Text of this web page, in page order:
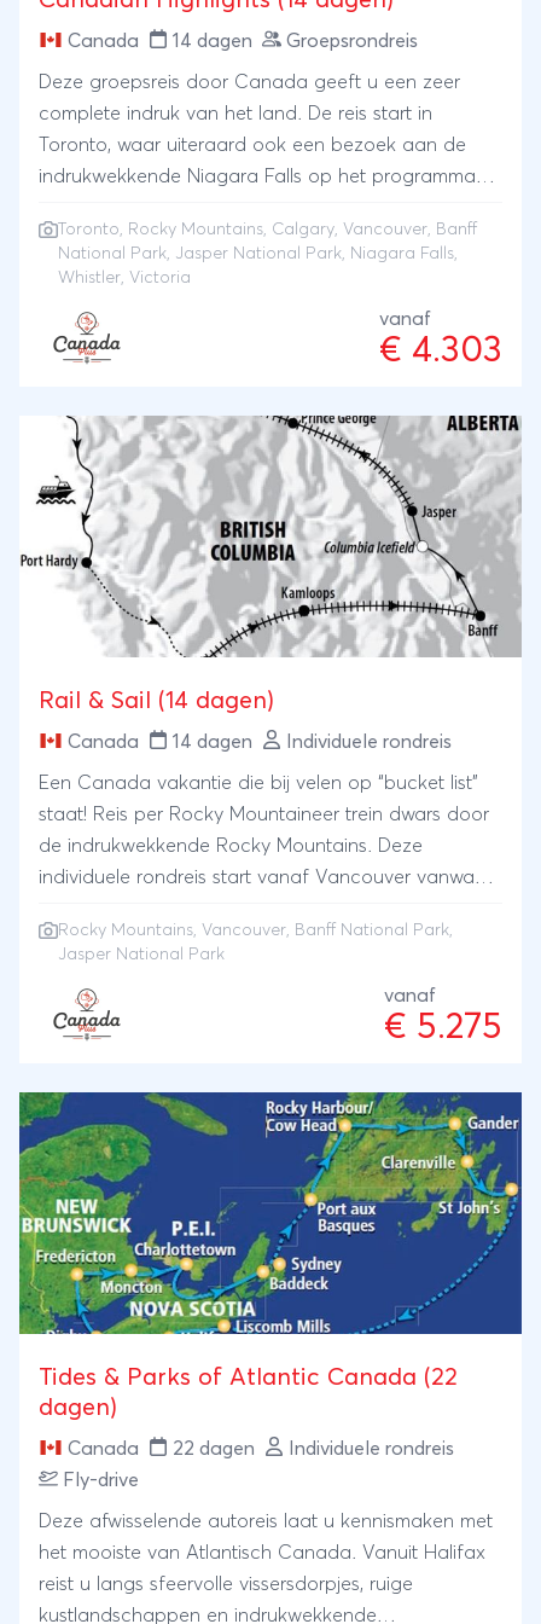
Canada 14 dagen Groepsrondreis
Deze groepsreis door Canada geeft u een zeer
complete indruk van het land. De reis start in
Toronto, waar uiteraard ook een bezoek aan de
indrukwekkende Niagara Falls op het programma
dwars door de majestueuze Canadian Rockies, met
beroemde bestemmingen als Banff, Jasper en
rustgevende natuur van de Grote Oceaan. U
bezoekt Vancouver Island met de charmante stad
de reis af in Vancouver, één van de mooiste en
gezelligste steden ter wereld. Een veelzijdige
groepsreis vol indrukwekkende natuur, sfeervolle
steden en onvergetelijke hoogtepunten.
Toronto, Rocky Mountains, Calgary, Vancouver, Banff
National Park, Jasper National Park, Niagara Falls,
Whistler, Victoria
vanaf
€ 4.303
Rail & Sail (14 dagen)
Canada 14 dagen Individuele rondreis
Een Canada vakantie die bij velen op “bucket list”
staat! Reis per Rocky Mountaineer trein dwars door
de indrukwekkende Rocky Mountains. Deze
individuele rondreis start vanaf Vancouver vanwaar
naar Banff. Er is ruim de tijd om de nationale parken
Parkway ontbreekt uiteraard niet. In Jasper stapt u
aan boord van de 'Skeena' van VIA Rail, voor een
Vervolgens vaart u per boot door de
indrukwekkende Inside Passage. Gedurende de
tocht ziet u regelmatig walvissen opduiken en in de
zon glinsterende zeevogels vliegen met de ferry
mee. Het laatste traject vliegt u over Vancouver
Island terug naar Vancouver.
Rocky Mountains, Vancouver, Banff National Park,
Jasper National Park
vanaf
€ 5.275
Tides & Parks of Atlantic Canada (22
dagen)
Canada 22 dagen
Individuele rondreis
Fly-drive
Deze afwisselende autoreis laat u kennismaken met
het mooiste van Atlantisch Canada. Vanuit Halifax
reist u langs sfeervolle vissersdorpjes, ruige
kustlandschappen en indrukwekkende